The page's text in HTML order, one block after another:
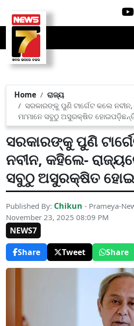
Home
ରାଜ୍ୟ
ସରକାରଙ୍କୁ ପୁଣି ଟାର୍ଗେଟ କଲେ
ମା'ମାନେ ସବୁଠୁ ଅସୁରକ୍ଷିତ
ସରକାରଙ୍କୁ ପୁଣି
ନବୀନ, କହିଲେ-
ସବୁଠୁ ଅସୁରକ୍ଷିତ
Published By: Chikun - Prameya-
November 23, 2025 08:09 PM
NEWS7
Share
Tweet Share